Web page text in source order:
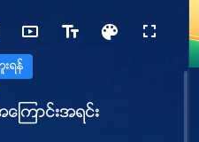
ရန္
ၾကာင္းအရင္း